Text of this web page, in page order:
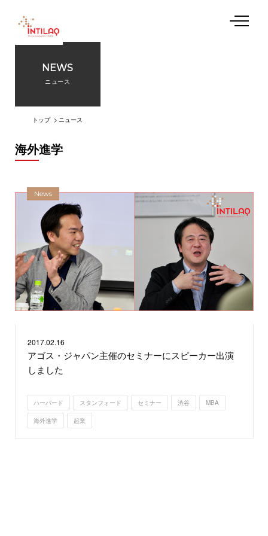
アクセス
お問い合わせ
NEWS
ニュース
トップ ニュース
海外進学
2017.02.16
アゴス・ジャパン主催のセミナーにスピーカー出演
しました
News
ハーバード スタンフォード セミナー 渋谷 MBA
海外進学 起業